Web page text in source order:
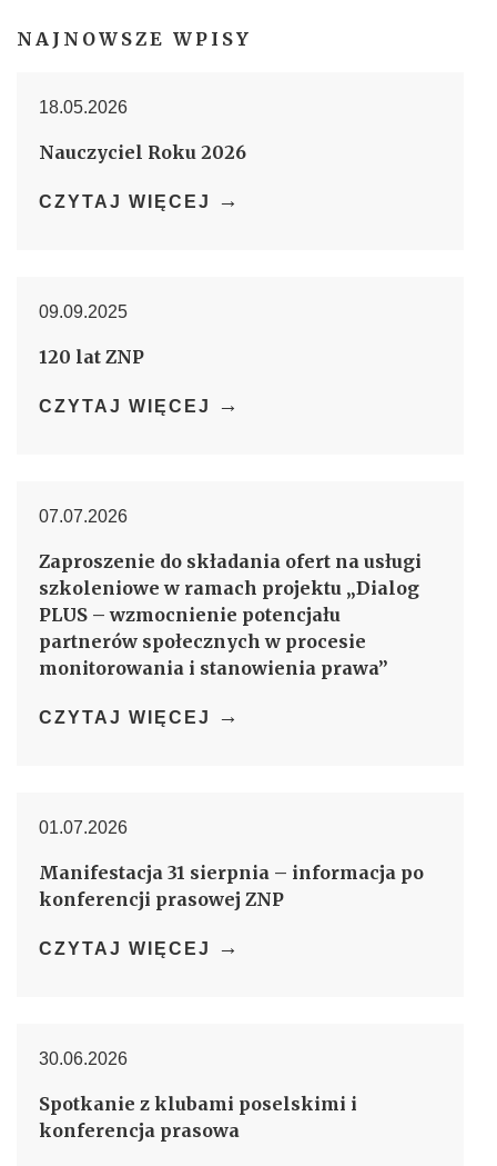
NAJNOWSZE WPISY
18.05.2026
Nauczyciel Roku 2026
CZYTAJ WIĘCEJ →
09.09.2025
120 lat ZNP
CZYTAJ WIĘCEJ →
07.07.2026
Zaproszenie do składania ofert na usługi
szkoleniowe w ramach projektu „Dialog
PLUS – wzmocnienie potencjału
partnerów społecznych w procesie
monitorowania i stanowienia prawa”
CZYTAJ WIĘCEJ →
01.07.2026
Manifestacja 31 sierpnia – informacja po
konferencji prasowej ZNP
CZYTAJ WIĘCEJ →
30.06.2026
Spotkanie z klubami poselskimi i
konferencja prasowa